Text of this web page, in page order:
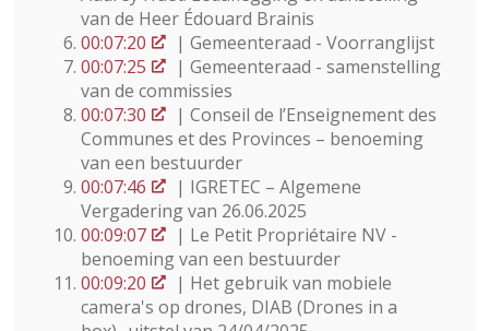
van de Heer Édouard Brainis
00:07:20
| Gemeenteraad - Voorranglijst
00:07:25
| Gemeenteraad - samenstelling
van de commissies
00:07:30
| Conseil de l’Enseignement des
Communes et des Provinces – benoeming
van een bestuurder
00:07:46
| IGRETEC – Algemene
Vergadering van 26.06.2025
00:09:07
| Le Petit Propriétaire NV -
benoeming van een bestuurder
00:09:20
| Het gebruik van mobiele
camera's op drones, DIAB (Drones in a